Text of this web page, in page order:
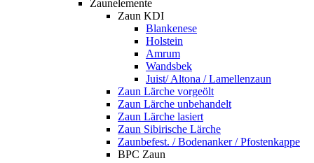
Zaunelemente
Zaun KDI
Blankenese
Holstein
Amrum
Wandsbek
Juist/ Altona / Lamellenzaun
Zaun Lärche vorgeölt
Zaun Lärche unbehandelt
Zaun Lärche lasiert
Zaun Sibirische Lärche
Zaunbefest. / Bodenanker / Pfostenkappe
BPC Zaun